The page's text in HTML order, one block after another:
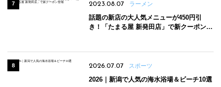
2023.08.07 ラーメン
話題の新店の大人気メニューが450円引
き！「たまる屋 新発田店」で新クーポン登
2026.07.07 スポーツ
2026｜新潟で人気の海水浴場＆ビーチ10選